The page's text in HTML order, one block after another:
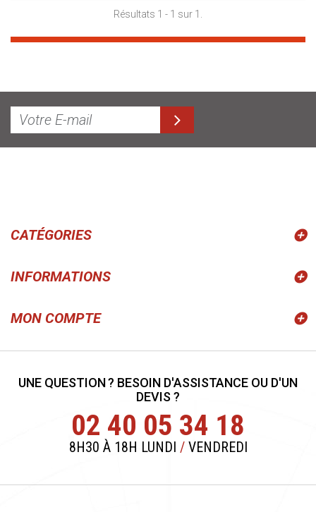
Résultats 1 - 1 sur 1.
CATÉGORIES
INFORMATIONS
MON COMPTE
UNE QUESTION ? BESOIN D'ASSISTANCE OU D'UN
DEVIS ?
02 40 05 34 18
8H30 À 18H LUNDI /VENDREDI